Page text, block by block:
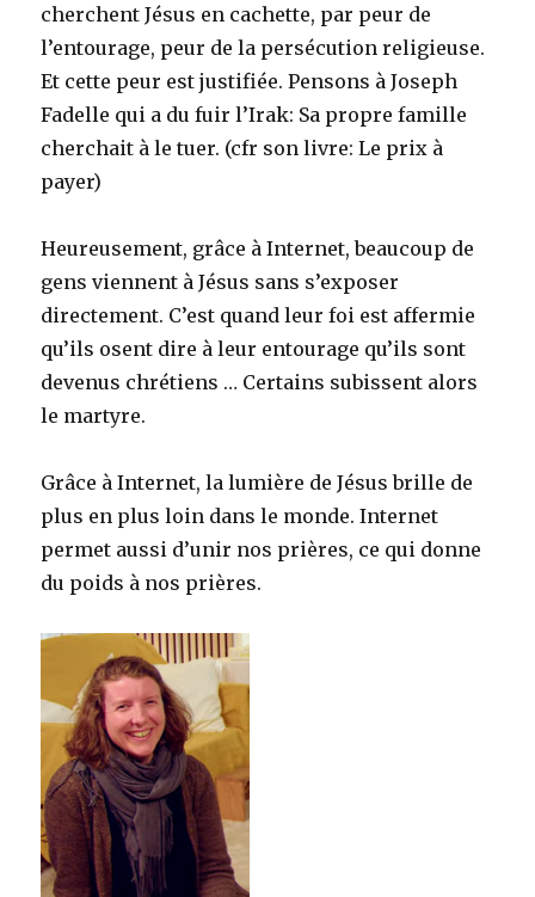
cherchent Jésus en cachette, par peur de
l’entourage, peur de la persécution religieuse.
Et cette peur est justifiée. Pensons à Joseph
Fadelle qui a du fuir l’Irak: Sa propre famille
cherchait à le tuer. (cfr son livre: Le prix à
payer)
Heureusement, grâce à Internet, beaucoup de
gens viennent à Jésus sans s’exposer
directement. C’est quand leur foi est affermie
qu’ils osent dire à leur entourage qu’ils sont
devenus chrétiens … Certains subissent alors
le martyre.
Grâce à Internet, la lumière de Jésus brille de
plus en plus loin dans le monde. Internet
permet aussi d’unir nos prières, ce qui donne
du poids à nos prières.